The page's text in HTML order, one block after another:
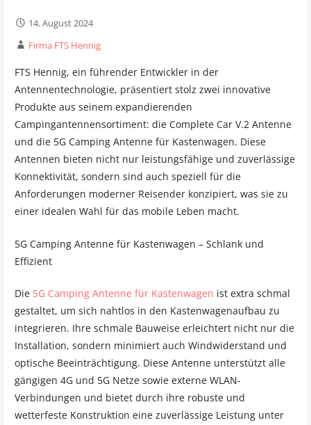
14. August 2024
Firma FTS Hennig
FTS Hennig, ein führender Entwickler in der
Antennentechnologie, präsentiert stolz zwei innovative
Produkte aus seinem expandierenden
Campingantennensortiment: die Complete Car V.2 Antenne
und die 5G Camping Antenne für Kastenwagen. Diese
Antennen bieten nicht nur leistungsfähige und zuverlässige
Konnektivität, sondern sind auch speziell für die
Anforderungen moderner Reisender konzipiert, was sie zu
einer idealen Wahl für das mobile Leben macht.
5G Camping Antenne für Kastenwagen – Schlank und
Effizient
Die 5G Camping Antenne für Kastenwagen ist extra schmal
gestaltet, um sich nahtlos in den Kastenwagenaufbau zu
integrieren. Ihre schmale Bauweise erleichtert nicht nur die
Installation, sondern minimiert auch Windwiderstand und
optische Beeinträchtigung. Diese Antenne unterstützt alle
gängigen 4G und 5G Netze sowie externe WLAN-
Verbindungen und bietet durch ihre robuste und
wetterfeste Konstruktion eine zuverlässige Leistung unter